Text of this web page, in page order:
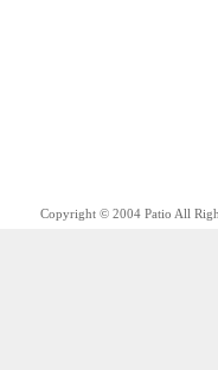
Copyright © 2004 Patio All